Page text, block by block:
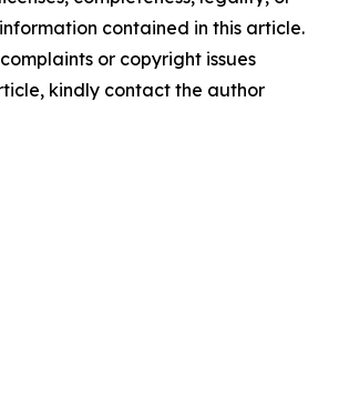
contained in this article.
or copyright issues
kindly contact the author